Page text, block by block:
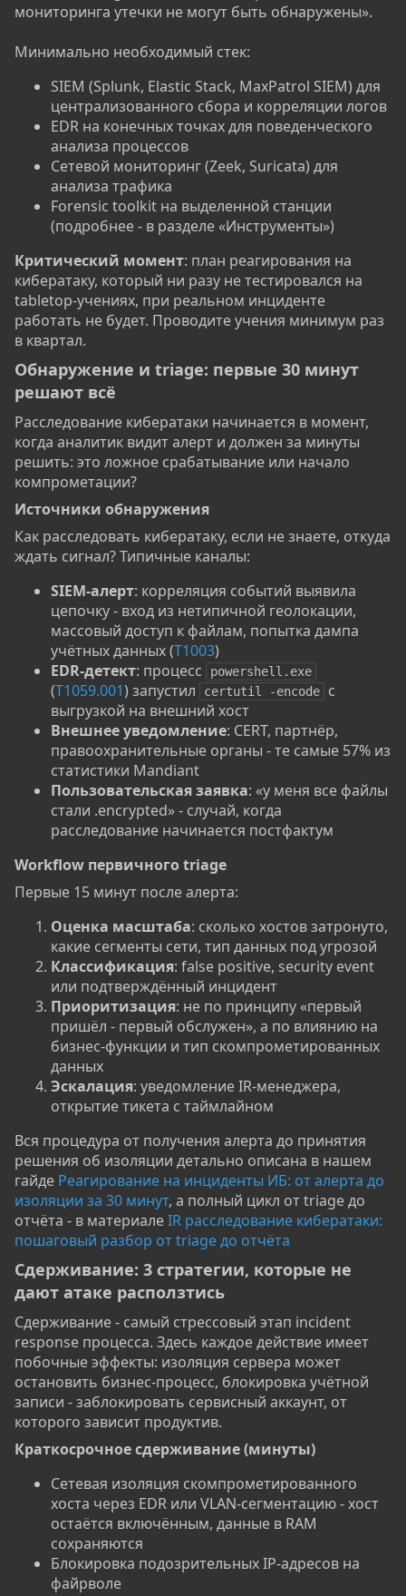
мониторинга утечки не могут быть обнаружены».
Минимально необходимый стек:
SIEM (Splunk, Elastic Stack, MaxPatrol SIEM) для
централизованного сбора и корреляции логов
EDR на конечных точках для поведенческого
анализа процессов
Сетевой мониторинг (Zeek, Suricata) для
анализа трафика
Forensic toolkit на выделенной станции
(подробнее - в разделе «Инструменты»)
Критический момент: план реагирования на
кибератаку, который ни разу не тестировался на
tabletop-учениях, при реальном инциденте
работать не будет. Проводите учения минимум раз
в квартал.
Обнаружение и triage: первые 30 минут
решают всё​
Расследование кибератаки начинается в момент,
когда аналитик видит алерт и должен за минуты
решить: это ложное срабатывание или начало
компрометации?
Источники обнаружения​
Как расследовать кибератаку, если не знаете, откуда
ждать сигнал? Типичные каналы:
SIEM-алерт: корреляция событий выявила
цепочку - вход из нетипичной геолокации,
массовый доступ к файлам, попытка дампа
учётных данных (T1003)
EDR-детект: процесс powershell.exe
(T1059.001) запустил certutil -encode
с
выгрузкой на внешний хост
Внешнее уведомление: CERT, партнёр,
правоохранительные органы - те самые 57% из
статистики Mandiant
Пользовательская заявка: «у меня все файлы
стали .encrypted» - случай, когда
расследование начинается постфактум
Workflow первичного triage​
Первые 15 минут после алерта:
Оценка масштаба: сколько хостов затронуто,
какие сегменты сети, тип данных под угрозой
Классификация: false positive, security event
или подтверждённый инцидент
Приоритизация: не по принципу «первый
пришёл - первый обслужен», а по влиянию на
бизнес-функции и тип скомпрометированных
данных
Эскалация: уведомление IR-менеджера,
открытие тикета с таймлайном
Вся процедура от получения алерта до принятия
решения об изоляции детально описана в нашем
гайде Реагирование на инциденты ИБ: от алерта до
изоляции за 30 минут, а полный цикл от triage до
отчёта - в материалеIR расследование кибератаки:
пошаговый разбор от triage до отчёта
Сдерживание: 3 стратегии, которые не
дают атаке расползтись​
Сдерживание - самый стрессовый этап incident
response процесса. Здесь каждое действие имеет
побочные эффекты: изоляция сервера может
остановить бизнес-процесс, блокировка учётной
записи - заблокировать сервисный аккаунт, от
которого зависит продуктив.
Краткосрочное сдерживание (минуты)​
Сетевая изоляция скомпрометированного
хоста через EDR или VLAN-сегментацию - хост
остаётся включённым, данные в RAM
сохраняются
Блокировка подозрительных IP-адресов на
файрволе